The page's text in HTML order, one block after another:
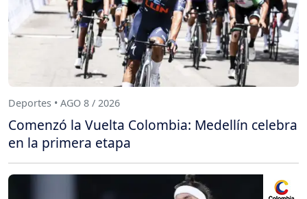
Deportes • AGO 8 / 2026
Comenzó la Vuelta Colombia: Medellín celebra
en la primera etapa